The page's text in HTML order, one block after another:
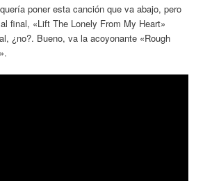
poner esta canción que va abajo, pero
final, «Lift The Lonely From My Heart»
¿no?. Bueno, va la acoyonante «Rough